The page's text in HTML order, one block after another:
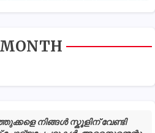
നിങ്ങൾ സ്കൂളിന് വേണ്ടി